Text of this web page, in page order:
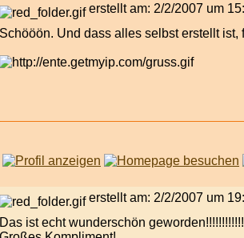
erstellt am: 2/2/2007 um
Schööön. Und dass alles selbst erstellt ist,
erstellt am: 2/2/2007 um
Das ist echt wunderschön geworden!!!!!!!!!!!!